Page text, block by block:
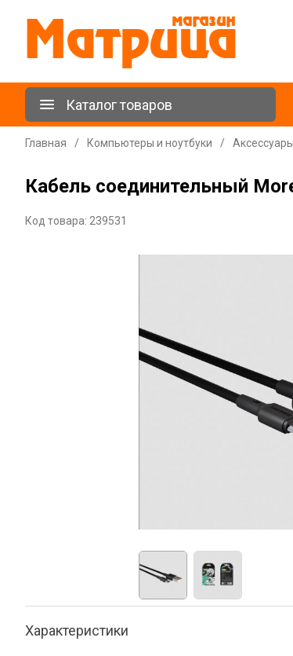
Каталог товаров
Главная / Компьютеры и ноутбуки / Аксессуары
Кабель соединительный
Код товара: 239531
Характеристики